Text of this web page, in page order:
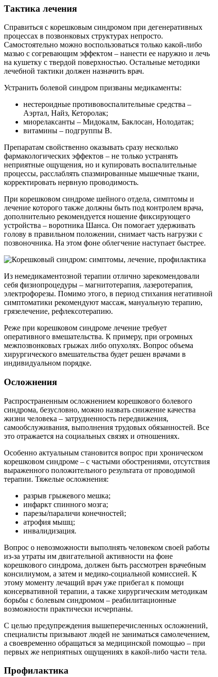
Тактика лечения
Справиться с корешковым синдромом при дегенеративных
процессах в позвонковых структурах непросто.
Самостоятельно можно воспользоваться только какой-либо
мазью с согревающим эффектом – нанести ее наружно и лечь
на кушетку с твердой поверхностью. Остальные методики
лечебной тактики должен назначить врач.
Устранить болевой синдром призваны медикаменты:
нестероидные противовоспалительные средства –
Аэртал, Найз, Кеторолак;
миорелаксанты – Мидокалм, Баклосан, Нолодатак;
витамины – подгруппы В.
Препаратам свойственно оказывать сразу несколько
фармакологических эффектов – не только устранять
неприятные ощущения, но и купировать воспалительные
процессы, расслаблять спазмированные мышечные ткани,
корректировать нервную проводимость.
При корешковом синдроме шейного отдела, симптомы и
лечение которого также должны быть под контролем врача,
дополнительно рекомендуется ношение фиксирующего
устройства – воротника Шанса. Он помогает удерживать
голову в правильном положении, снимает часть нагрузки с
позвоночника. На этом фоне облегчение наступает быстрее.
Из немедикаментозной терапии отлично зарекомендовали
себя физиопроцедуры – магнитотерапия, лазеротерапия,
электрофорезы. Помимо этого, в период стихания негативной
симптоматики рекомендуют массаж, мануальную терапию,
грязелечение, рефлексотерапию.
Реже при корешковом синдроме лечение требует
оперативного вмешательства. К примеру, при огромных
межпозвонковых грыжах либо опухолях. Вопрос объема
хирургического вмешательства будет решен врачами в
индивидуальном порядке.
Осложнения
Распространенным осложнением корешкового болевого
синдрома, безусловно, можно назвать снижение качества
жизни человека – затрудненность передвижения,
самообслуживания, выполнения трудовых обязанностей. Все
это отражается на социальных связях и отношениях.
Особенно актуальным становится вопрос при хроническом
корешковом синдроме – с частыми обострениями, отсутствия
выраженного положительного результата от проводимой
терапии. Тяжелые осложнения:
разрыв грыжевого мешка;
инфаркт спинного мозга;
парезы/параличи конечностей;
атрофия мышц;
инвалидизация.
Вопрос о невозможности выполнять человеком своей работы
из-за утраты им двигательной активности на фоне
корешкового синдрома, должен быть рассмотрен врачебным
консилиумом, а затем и медико-социальной комиссией. К
этому моменту лечащий врач уже прибегал к помощи
консервативной терапии, а также хирургическим методикам
борьбы с болевым синдромом – реабилитационные
возможности практически исчерпаны.
С целью предупреждения вышеперечисленных осложнений,
специалисты призывают людей не заниматься самолечением,
а своевременно обращаться за медицинской помощью – при
первых же неприятных ощущениях в какой-либо части тела.
Профилактика